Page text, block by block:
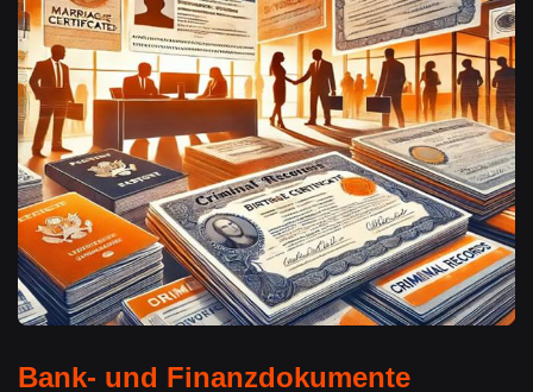
Bank- und Finanzdokumente